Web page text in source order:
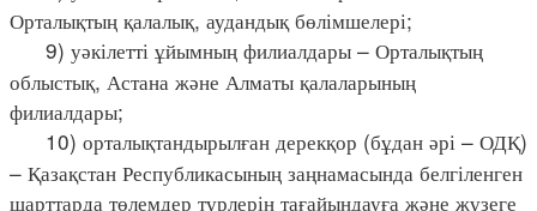
Орталықтың қалалық, аудандық бөлімшелері;
9) уәкілетті ұйымның филиалдары – Орталықтың
облыстық, Астана және Алматы қалаларының
филиалдары;
10) орталықтандырылған дерекқор (бұдан әрі – ОДҚ)
– Қазақстан Республикасының заңнамасында белгіленген
шарттарда төлемдер түрлерін тағайындауға және жүзеге